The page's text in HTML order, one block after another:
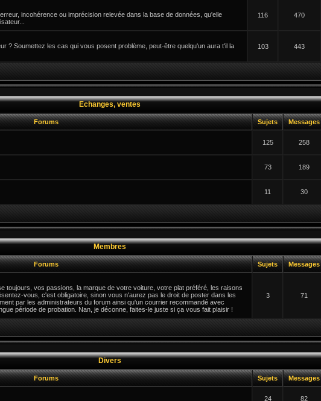
incohérence ou imprécision relevée dans la base de données, qu'elle
116 470
? Soumettez les cas qui vous posent problème, peut-être quelqu'un aura t'il la
103 443
Echanges, ventes
Forums Sujets Messages
125 258
73 189
11 30
Membres
Forums Sujets Messages
toujours, vos passions, la marque de votre voiture, votre plat préféré, les raisons
vous, c'est obligatoire, sinon vous n'aurez pas le droit de poster dans les
par les administrateurs du forum ainsi qu'un courrier recommandé avec
période de probation. Nan, je déconne, faites-le juste si ça vous fait plaisir !
3 71
Divers
Forums Sujets Messages
24 82